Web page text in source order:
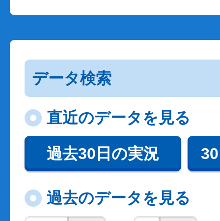
データ検索
直近のデータを見る
過去30日の実況
過去のデータを見る